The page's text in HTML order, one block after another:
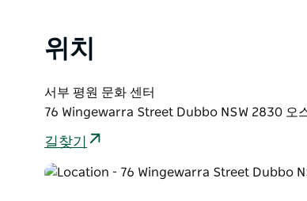
위치
서부 평원 문화 센터
76 Wingewarra Street Dubbo NSW 2830 오
길찾기